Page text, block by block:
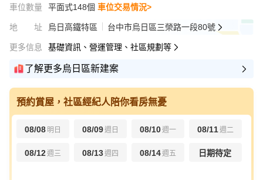
車位數量 平面式148個 車位交易情況>
地址 烏日高鐵特區 台中市烏日區三榮路一段80號
更多信息 基礎資訊、營運管理、社區規劃等
了解更多烏日區新建案
預約賞屋，社區經紀人陪你看房無憂
08/08 明日 08/09週日 08/10週一 08/11週二
08/12週三 08/13週四 08/14週五 日期待定